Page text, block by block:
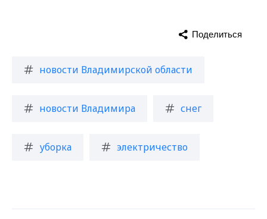
новости Владимирской области
новости Владимира снег
уборка электричество
Поделиться